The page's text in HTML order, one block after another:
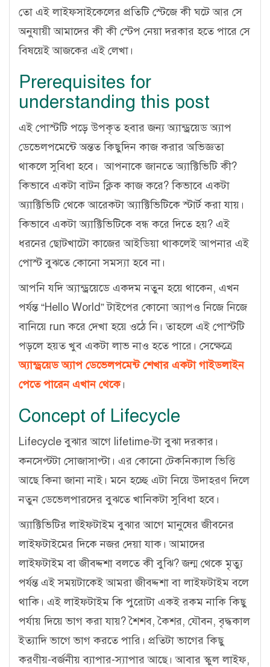
তো এই লাইফসাইকেলের প্রতিটি স্টেজে কী ঘটে আর সে
অনুযায়ী আমাদের কী কী স্টেপ নেয়া দরকার হতে পারে সে
বিষয়েই আজকের এই লেখা।
Prerequisites for
understanding this post
এই পোস্টটি পড়ে উপকৃত হবার জন্য অ্যান্ড্রয়েড অ্যাপ
ডেভেলপমেন্টে অন্তত কিছুদিন কাজ করার অভিজ্ঞতা
থাকলে সুবিধা হবে। আপনাকে জানতে অ্যাক্টিভিটি কী?
কিভাবে একটা বাটন ক্লিক কাজ করে? কিভাবে একটা
অ্যাক্টিভিটি থেকে আরেকটা অ্যাক্টিভিটিকে স্টার্ট করা যায়।
কিভাবে একটা অ্যাক্টিভিটিকে বন্ধ করে দিতে হয়? এই
ধরনের ছোটখাটো কাজের আইডিয়া থাকলেই আপনার এই
পোস্ট বুঝতে কোনো সমস্যা হবে না।
আপনি যদি অ্যান্ড্রয়েডে একদম নতুন হয়ে থাকেন, এখন
পর্যন্ত “Hello World” টাইপের কোনো অ্যাপও নিজে নিজে
বানিয়ে run করে দেখা হয়ে ওঠে নি। তাহলে এই পোস্টটি
পড়লে হয়ত খুব একটা লাভ নাও হতে পারে। সেক্ষেত্রে
অ্যান্ড্রয়েড অ্যাপ ডেভেলপমেন্ট শেখার একটা গাইডলাইন
পেতে পারেন এখান থেকে।
Concept of Lifecycle
Lifecycle বুঝার আগে lifetime-টা বুঝা দরকার।
কনসেপ্টটা সোজাসাপ্টা। এর কোনো টেকনিক্যাল ভিত্তি
আছে কিনা জানা নাই। মনে হচ্ছে এটা নিয়ে উদাহরণ দিলে
নতুন ডেভেলপারদের বুঝতে খানিকটা সুবিধা হবে।
অ্যাক্টিভিটির লাইফটাইম বুঝার আগে মানুষের জীবনের
লাইফটাইমের দিকে নজর দেয়া যাক। আমাদের
লাইফটাইম বা জীবদ্দশা বলতে কী বুঝি? জন্ম থেকে মৃত্যু
পর্যন্ত এই সময়টাকেই আমরা জীবদ্দশা বা লাইফটাইম বলে
থাকি। এই লাইফটাইম কি পুরোটা একই রকম নাকি কিছু
পর্যায় দিয়ে ভাগ করা যায়? শৈশব, কৈশর, যৌবন, বৃদ্ধকাল
ইত্যাদি ভাগে ভাগ করতে পারি। প্রতিটা ভাগের কিছু
করণীয়-বর্জনীয় ব্যাপার-স্যাপার আছে। আবার স্কুল লাইফ,